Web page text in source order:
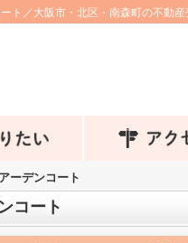
ト／大阪市・北区・南森町の不動
ーデンコート
コート